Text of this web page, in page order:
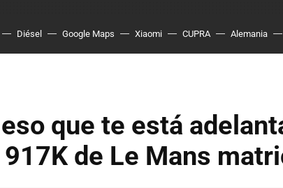
Diésel Google Maps Xiaomi CUPRA Alemania
que te está
de Le Mans